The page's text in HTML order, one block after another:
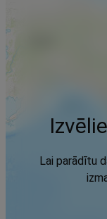
Lai parādītu